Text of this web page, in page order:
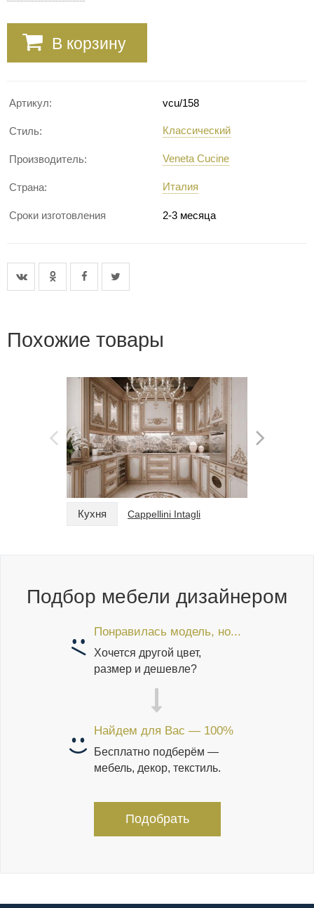
В корзину
Артикул: vcu/158
Стиль: Классический
Производитель: Veneta Cucine
Страна: Италия
Сроки изготовления 2-3 месяца
Похожие товары
Кухня Cappellini Intagli
Подбор мебели дизайнером
Понравилась модель, но...
Хочется другой цвет,
размер и дешевле?
Найдем для Вас — 100%
Бесплатно подберём —
мебель, декор, текстиль.
Подобрать